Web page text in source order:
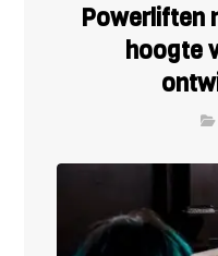
Powerliften
hoogte